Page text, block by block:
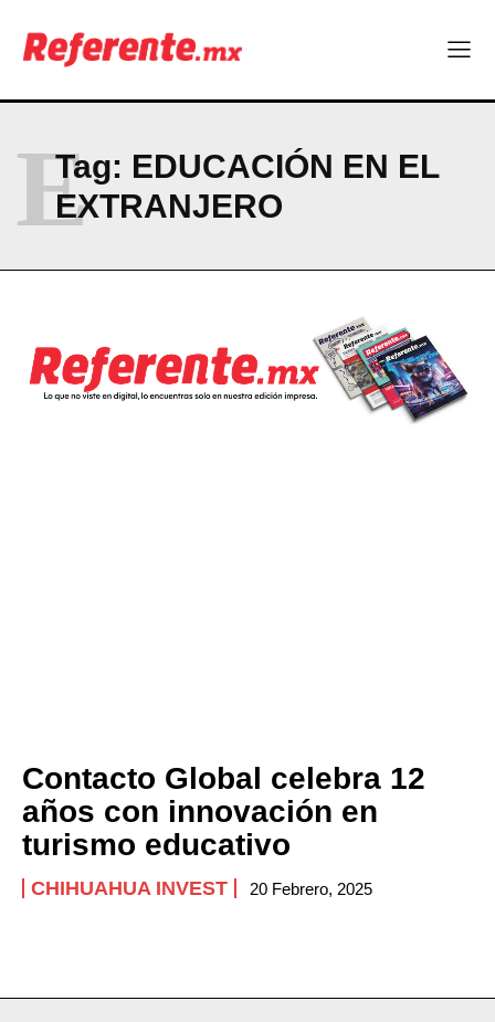
ABOUT
NEWSLETTER
Tag: EDUCACIÓN EN EL
EXTRANJERO
E
Contacto Global celebra 12
años con innovación en
turismo educativo
CHIHUAHUA INVEST 20 Febrero, 2025